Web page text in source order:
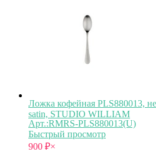
Ложка кофейная PLS880013,
satin, STUDIO WILLIAM
Арт.:RMRS-PLS880013(U)
Быстрый просмотр
900 ₽×